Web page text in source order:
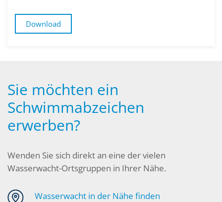
Download
Sie möchten ein
Schwimmabzeichen
erwerben?
Wenden Sie sich direkt an eine der vielen
Wasserwacht-Ortsgruppen in Ihrer Nähe.
Wasserwacht in der Nähe finden